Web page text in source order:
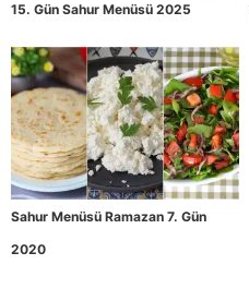
15. Gün Sahur Menüsü 2025
Sahur Menüsü Ramazan 7. Gün
2020